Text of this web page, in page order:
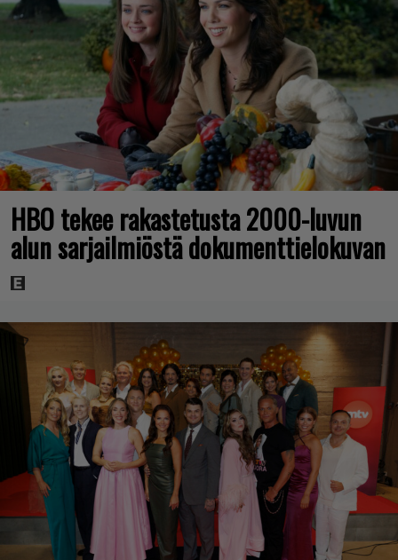
HBO tekee rakastetusta 2000-luvun
alun sarjailmiöstä dokumenttielokuvan